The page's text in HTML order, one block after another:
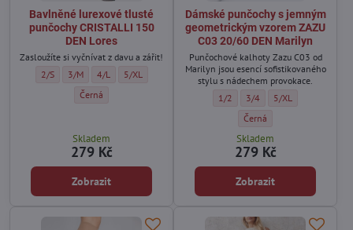
Bavlněné lurexové tlusté
punčochy CRISTALLI 150
DEN Lores
Zasloužíte si vyčnívat z davu a zářit!
Bavlněné lurexové tlusté punčochy CRISTALLI 150 DEN Lores - Velikost:
2/S Bavlněné lurexové tlusté punčochy CRISTALLI 150 DEN Lores - Velikost:
3/M Bavlněné lurexové tlusté punčochy CRISTALLI 150 DEN Lores -
4/L Bavlněné lurexové tlusté punčochy CRISTALLI 150 DEN
5/XL
Bavlněné lurexové tlusté punčochy CRISTALLI 150 DEN Lores -
Černá
Skladem
279 Kč
Zobrazit
Dámské punčochy s jemným
geometrickým vzorem ZAZU
C03 20/60 DEN Marilyn
Punčochové kalhoty Zazu C03 od
Marilyn jsou esencí sofistikovaného
stylu s nádechem provokace.
Dámské punčochy s jemným
1/2 Dámské punčochy s
3/4 Dámské punčochy
5/XL
Dámské punčochy s
Černá
Skladem
279 Kč
Zobrazit